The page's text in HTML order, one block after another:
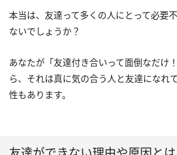
本当は、友達って多くの人にとって必要
ないでしょうか？
あなたが「友達付き合いって面倒なだけ
ら、それは真に気の合う人と友達になれ
性もあります。